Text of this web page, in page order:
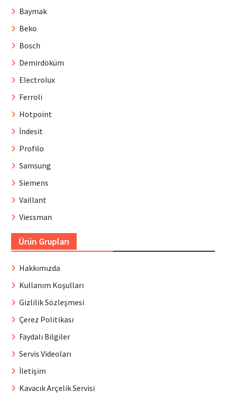
Baymak
Beko
Bosch
Demirdöküm
Electrolux
Ferroli
Hotpoint
İndesit
Profilo
Samsung
Siemens
Vaillant
Viessman
Ürün Grupları
Hakkımızda
Kullanım Koşulları
Gizlilik Sözleşmesi
Çerez Politikası
Faydalı Bilgiler
Servis Videoları
İletişim
Kavacık Arçelik Servisi